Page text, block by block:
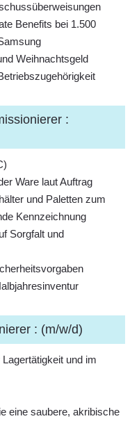
Benefits bei 1.500
Weihnachtsgeld
:
Ware laut Auftrag
und Paletten zum
Kennzeichnung
Sorgfalt und
: (m/w/d)
und im
eine saubere, akribische